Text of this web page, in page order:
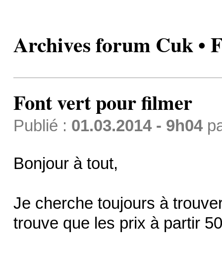
Archives forum Cuk •
Font vert pour filmer
Publié : 01.03.2014 - 9h04
Bonjour à tout,
Je cherche toujours à
trouve que les prix à partir